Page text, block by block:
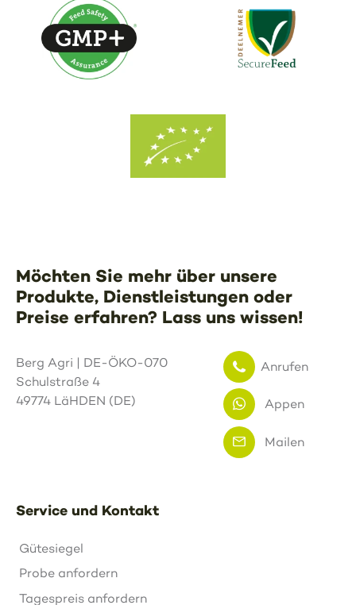
Service und Kontakt
Gütesiegel
Probe anfordern
Tagespreis anfordern
Möchten Sie mehr über unsere
Produkte, Dienstleistungen oder
Preise erfahren? Lass uns wissen!
Berg Agri | DE-ÖKO-070
Schulstraße 4
49774 LäHDEN (DE)
Anrufen
Appen
Mailen